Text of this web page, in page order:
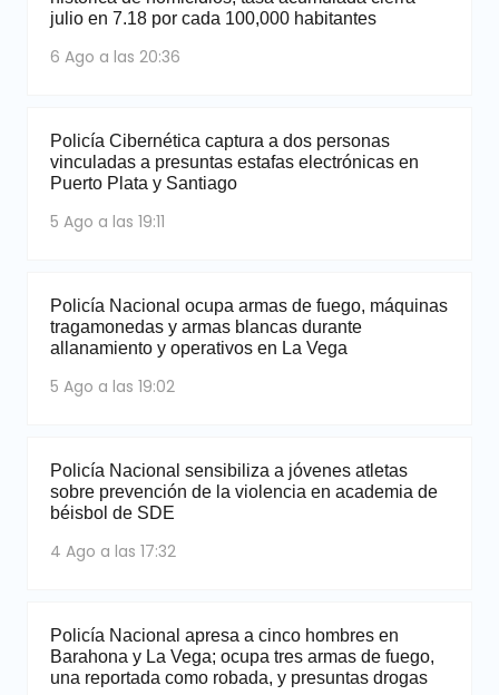
julio en 7.18 por cada 100,000 habitantes
6 Ago a las 20:36
Policía Cibernética captura a dos personas
vinculadas a presuntas estafas electrónicas en
Puerto Plata y Santiago
5 Ago a las 19:11
Policía Nacional ocupa armas de fuego, máquinas
tragamonedas y armas blancas durante
allanamiento y operativos en La Vega
5 Ago a las 19:02
Policía Nacional sensibiliza a jóvenes atletas
sobre prevención de la violencia en academia de
béisbol de SDE
4 Ago a las 17:32
Policía Nacional apresa a cinco hombres en
Barahona y La Vega; ocupa tres armas de fuego,
una reportada como robada, y presuntas drogas